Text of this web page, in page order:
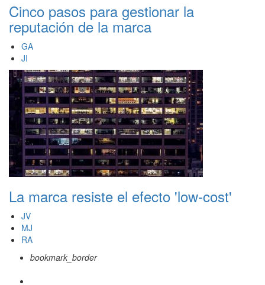
Cinco pasos para gestionar la
reputación de la marca
GA
JI
La marca resiste el efecto 'low-cost'
JV
MJ
RA
bookmark_border